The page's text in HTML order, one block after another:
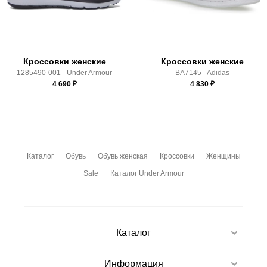
Здесь вы можете более детально ознакомиться с
Кроссовки женские
1285490-001 - Under Armour
4 690₽
Кроссовки женские
BA7145 - Adidas
4 830 ₽
Каталог Обувь Обувь женская Кроссовки Женщины
Sale Каталог Under Armour
Каталог
Информация